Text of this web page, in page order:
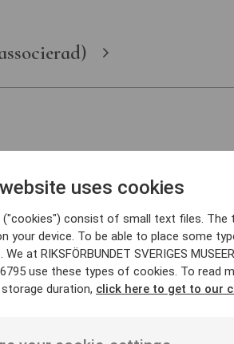
och folkminnen
uses cookies
("cookies") consist of small text files. The
your device. To be able to place some
at RIKSFÖRBUNDET SVERIGES
use these types of cookies. To read
duration, click here to get to our